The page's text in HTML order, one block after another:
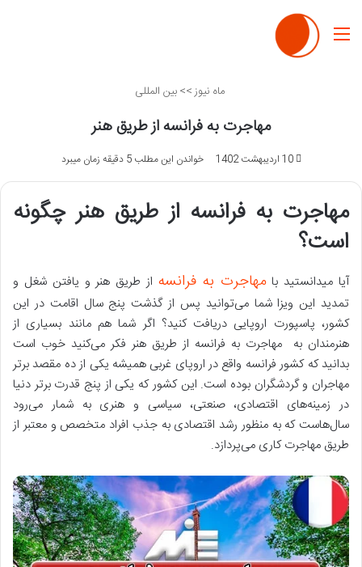
منو
ماه نیوز>> بین المللی
مهاجرت به فرانسه از طریق هنر
10 اردیبهشت 1402 خواندن این مطلب 5 دقیقه زمان میبرد
مهاجرت به فرانسه از طریق هنر چگونه
است؟
آیا میدانستید بامهاجرت به فرانسه از طریق هنر و یافتن شغل و
تمدید این ویزا شما می‌توانید پس از گذشت پنج سال اقامت در این
کشور، پاسپورت اروپایی دریافت کنید؟ اگر شما هم مانند بسیاری از
هنرمندان به مهاجرت به فرانسه از طریق هنر فکر می‌کنید خوب است
بدانید که کشور فرانسه واقع در اروپای غربی همیشه یکی از ده مقصد برتر
مهاجران و گردشگران بوده است. این کشور که یکی از پنج قدرت برتر دنیا
در زمینه‌های اقتصادی، صنعتی، سیاسی و هنری به شمار می‌رود
سال‌هاست که به‌ منظور رشد اقتصادی به جذب افراد متخصص و معتبر از
طریق مهاجرت کاری می‌پردازد.